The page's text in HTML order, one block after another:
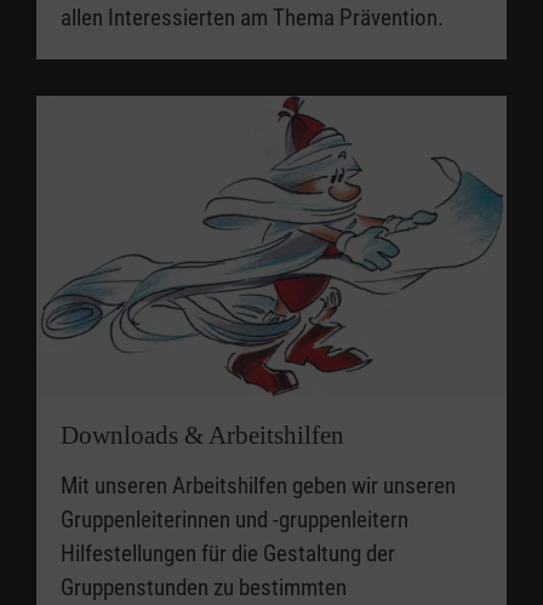
allen Interessierten am Thema Prävention.
Downloads & Arbeitshilfen
Mit unseren Arbeitshilfen geben wir unseren
Gruppenleiterinnen und -gruppenleitern
Hilfestellungen für die Gestaltung der
Gruppenstunden zu bestimmten